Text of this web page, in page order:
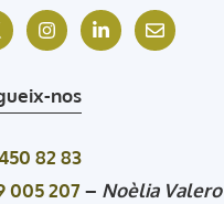
nos
82 83
005 207– Noèlia Valero